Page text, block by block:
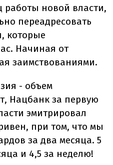
работы новой власти,
переадресовать
которые
Начиная от
заимствованиями.
- объем
Нацбанк за первую
эмитрировал
при том, что мы
за два месяца. 5
и 4,5 за неделю!